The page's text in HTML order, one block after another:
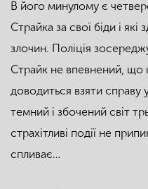
В його минулому є
Страйка за свої біди і
злочин. Поліція
Страйк не впевнений, що
доводиться взяти справу
темний і збочений світ
страхітливі події не
спливає…